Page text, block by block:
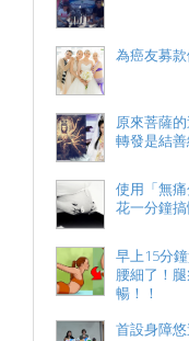
為癌友募
原來菩薩
轉發是結
使用「無
花一分鐘
早上15分
腰細了！
暢！！
首設身障